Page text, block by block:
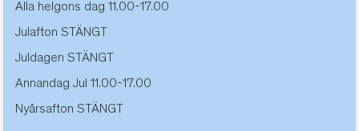
Alla helgons dag 11.00-17.00
Julafton STÄNGT
Juldagen STÄNGT
Annandag Jul 11.00-17.00
Nyårsafton STÄNGT